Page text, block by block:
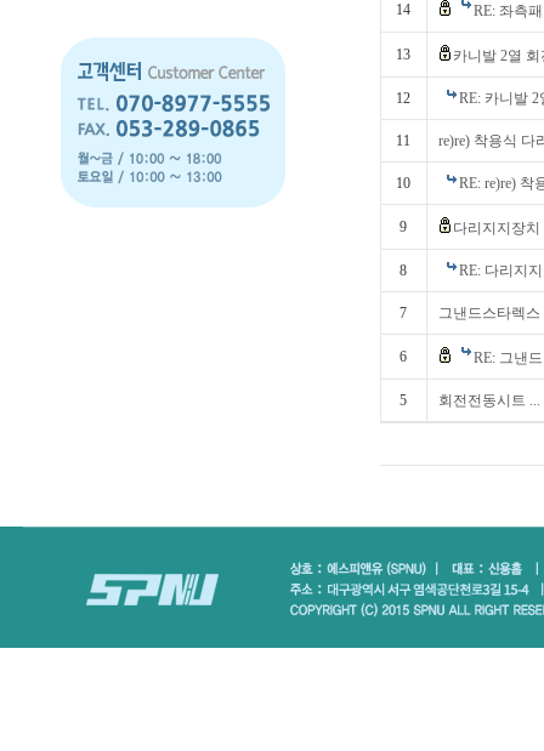
14 RE: 좌측
13 카니발 2열
12 RE: 카니발
11 re)re) 착용식 다
10 RE: re)re) 착
9 다리지지장
8 RE: 다리지
7 그낸드스타렉
6 RE: 그낸
5 회전전동시트 ...